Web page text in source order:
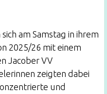
am Samstag in ihrem
2025/26 mit einem
Jacober VV
zeigten dabei
und